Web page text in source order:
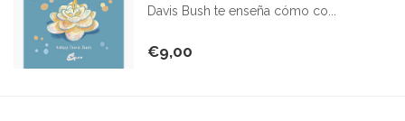
Davis Bush te enseña cómo co...
€9,00